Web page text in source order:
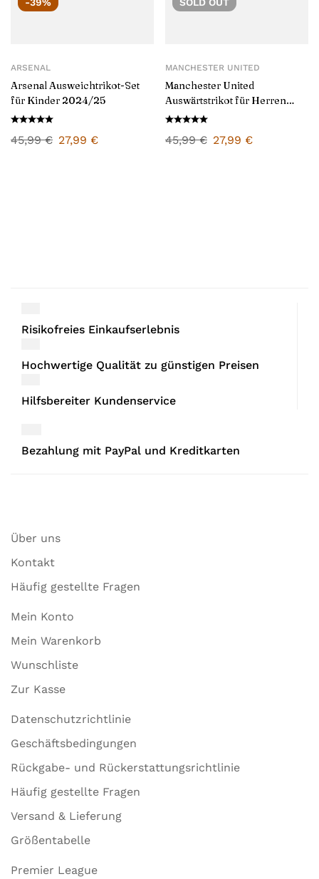
ARSENAL
Arsenal Ausweichtrikot-Set
für Kinder 2024/25
45,99€ 27,99 €
MANCHESTER UNITED
Manchester United
Auswärtstrikot für Herren
2024/25
45,99€ 27,99 €
Risikofreies Einkaufserlebnis
Hochwertige Qualität zu günstigen Preisen
Hilfsbereiter Kundenservice
Bezahlung mit PayPal und Kreditkarten
Über uns
Kontakt
Häufig gestellte Fragen
Mein Konto
Mein Warenkorb
Wunschliste
Zur Kasse
Datenschutzrichtlinie
Geschäftsbedingungen
Rückgabe- und Rückerstattungsrichtlinie
Häufig gestellte Fragen
Versand & Lieferung
Größentabelle
Premier League